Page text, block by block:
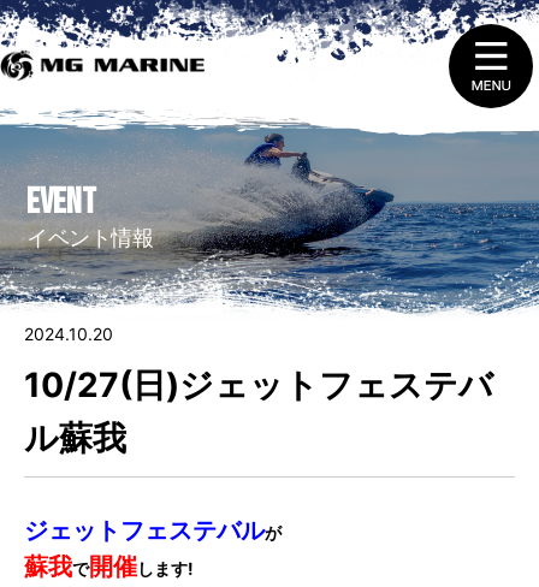
ニュース＆トピックス
2.船舶免許取得 ・ 免許証の更新と失効
3.販売（新艇＆中古艇）
5.整備 ・ 修理を依頼する
7.ゲレンデ会員（自宅保管）に入会する
EVENT
イベント情報
2024.10.20
10/27(日)ジェットフェステバ
ル蘇我
ジェットフェステバルが
蘇我で開催します!